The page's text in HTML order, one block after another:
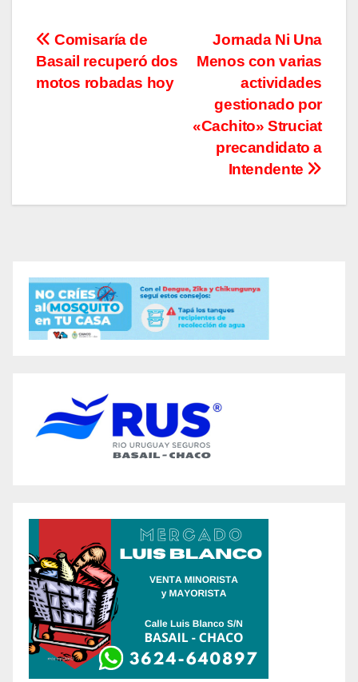
Navegación
de
Jornada Ni Una
Menos con varias
actividades
gestionado por
«Cachito» Struciat
precandidato a
Intendente
Comisaría de
Basail recuperó dos
motos robadas hoy